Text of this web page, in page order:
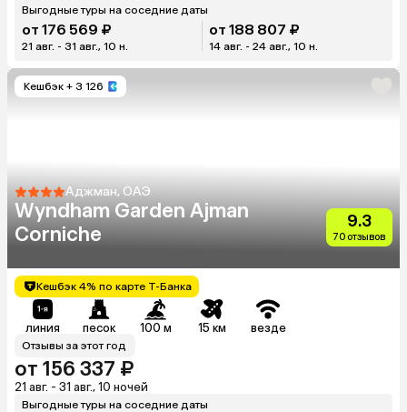
Выгодные туры на соседние даты
от 176 569 ₽
21 авг. - 31 авг., 10 н.
от 188 807 ₽
14 авг. - 24 авг., 10 н.
Кешбэк + 3 126
Аджман, ОАЭ
Wyndham Garden Ajman
Corniche
9.3
70 отзывов
Кешбэк 4% по карте Т-Банка
линия песок 100 м 15 км везде
Отзывы за этот год
от 156 337 ₽
21 авг. - 31 авг., 10 ночей
Выгодные туры на соседние даты